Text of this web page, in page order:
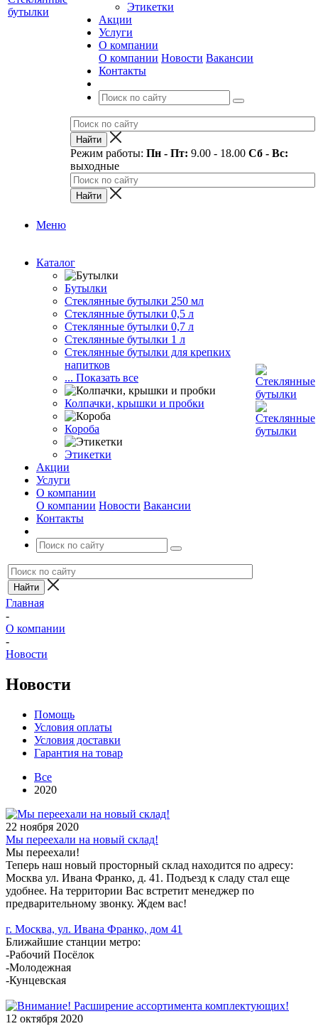
Этикетки
Акции
Услуги
О компании
О компании Новости Вакансии
Контакты
Режим работы: Пн - Пт: 9.00 - 18.00 Сб - Вс:
выходные
Меню
Каталог
Бутылки
Стеклянные бутылки 250 мл
Стеклянные бутылки 0,5 л
Стеклянные бутылки 0,7 л
Стеклянные бутылки 1 л
Стеклянные бутылки для крепких
напитков
... Показать все
Колпачки, крышки и пробки
Короба
Этикетки
Акции
Услуги
О компании
О компании Новости Вакансии
Контакты
Главная
-
О компании
-
Новости
Новости
Помощь
Условия оплаты
Условия доставки
Гарантия на товар
Все
2020
22 ноября 2020
Мы переехали на новый склад!
Мы переехали!
Теперь наш новый просторный склад находится по адресу:
Москва ул. Ивана Франко, д. 41. Подъезд к сладу стал еще
удобнее. На территории Вас встретит менеджер по
предварительному звонку. Ждем вас!
г. Москва, ул. Ивана Франко, дом 41
Ближайшие станции метро:
-Рабочий Посёлок
-Молодежная
-Кунцевская
12 октября 2020